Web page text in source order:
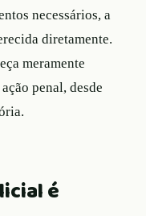
necessários, a
diretamente.
meramente
penal, desde
é